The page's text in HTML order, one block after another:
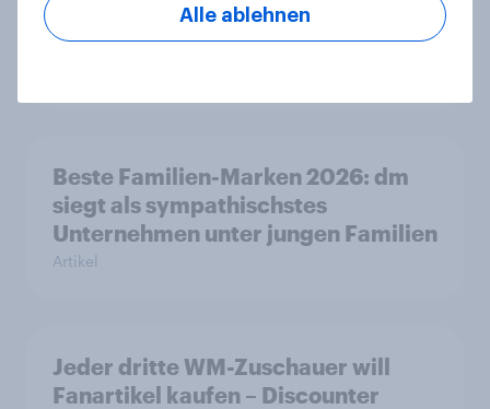
"High Protein" ist vom Fitness- zum
Massenmarkt geworden
Beste Familien-Marken 2026: dm
siegt als sympathischstes
Unternehmen unter jungen Familien
Artikel
Jeder dritte WM-Zuschauer will
Fanartikel kaufen – Discounter
Alle ablehnen